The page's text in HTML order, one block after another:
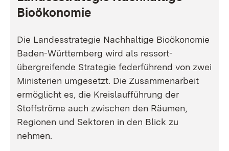
Bioökonomie
Die Landesstrategie Nachhaltige Bioökonomie
Baden-Württemberg wird als ressort-
übergreifende Strategie federführend von zwei
Ministerien umgesetzt. Die Zusammenarbeit
ermöglicht es, die Kreislaufführung der
Stoffströme auch zwischen den Räumen,
Regionen und Sektoren in den Blick zu
nehmen.